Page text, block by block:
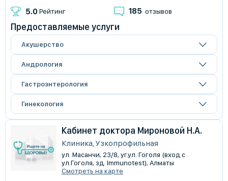
5.0 Рейтинг 185 отзывов
Предоставляемые услуги
Акушерство
Андрология
Гастроэнтерология
Гинекология
Кабинет доктора Мироновой Н.А.
Клиника, Узкопрофильная
ул. Масанчи, 23/8, ​уг.ул. Гоголя (вход с
ул.Гоголя, зд. Immunotest), Алматы
Смотреть на карте